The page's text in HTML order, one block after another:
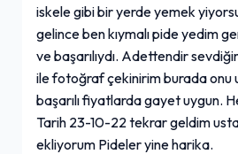
iskele gibi bir yerde yemek
gelince ben kıymalı pide yedim
ve başarılıydı. Adettendir
ile fotoğraf çekinirim burada onu
başarılı fiyatlarda gayet uygun.
Tarih 23-10-22 tekrar geldim
ekliyorum Pideler yine harika.